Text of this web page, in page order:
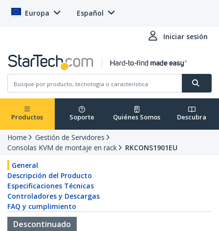
Europa Español
Iniciar sesión
Productos Soporte Quiénes Somos Descubra
Home
Gestión de Servidores
Consolas KVM de montaje en rack
RKCONS1901EU
General
Descripción del Producto
Especificaciones Técnicas
Controladores y Descargas
FAQ y cumplimiento
Descontinuado